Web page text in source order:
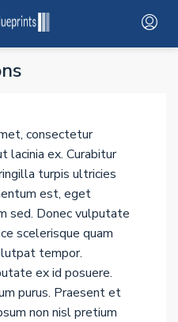
consectetur
lacinia ex. Curabitur
turpis ultricies
est, eget
sed. Donec vulputate
scelerisque quam
tempor.
ex id posuere.
purus. Praesent et
non nisl pretium